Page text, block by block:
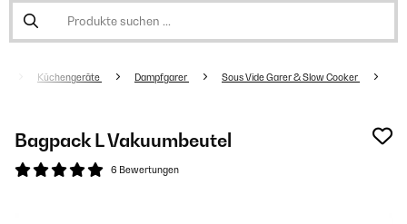
Küchengeräte Dampfgarer Sous Vide Garer & Slow Cooker
Bagpack L Vakuumbeutel
6 Bewertungen